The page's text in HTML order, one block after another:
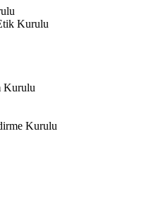
Kurulu
Kurulu
Kurulu